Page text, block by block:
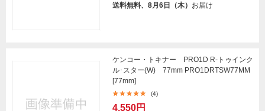
送料無料、8月6日（木） お届け
ケンコー・トキナー PRO1D R-トゥインク
ル･スター(W) 77mm PRO1DRTSW77MM
[77mm]
(4)
4,550円